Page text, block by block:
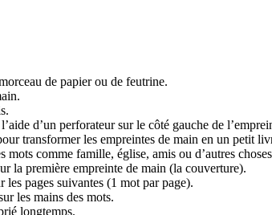
de papier ou de feutrine.
d’un perforateur sur le côté gauche de
transformer les empreintes de main en un petit
mots comme famille, église, amis ou d’autres
la première empreinte de main (la couverture).
les pages suivantes (1 mot par page).
les mains des mots.
longtemps.